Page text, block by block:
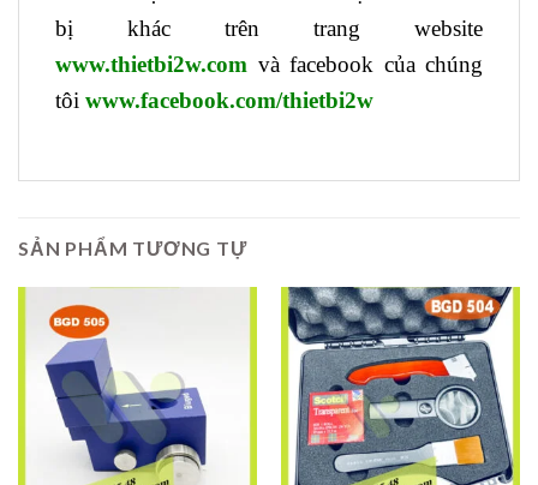
bị khác trên trang website
www.thietbi2w.com và facebook của chúng
tôi www.facebook.com/thietbi2w
SẢN PHẨM TƯƠNG TỰ